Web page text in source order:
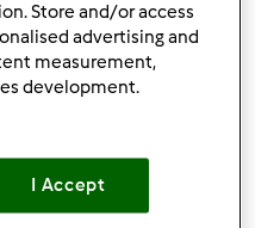
posiadasz?
Store and/or access
advertising and
measurement,
development.
I Accept